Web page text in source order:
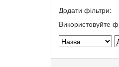
Додати фільтри:
Використовуйте